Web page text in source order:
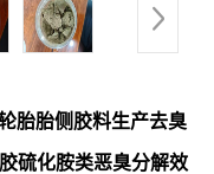
胎胎侧胶料生产去臭
硫化胺类恶臭分解效